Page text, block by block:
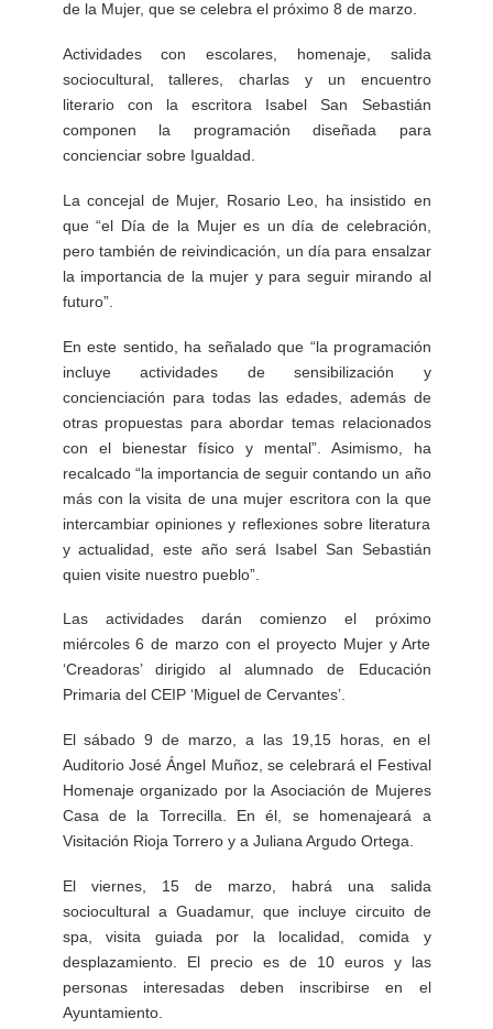
de la Mujer, que se celebra el próximo 8 de marzo.
Actividades con escolares, homenaje, salida
sociocultural, talleres, charlas y un encuentro
literario con la escritora Isabel San Sebastián
componen la programación diseñada para
concienciar sobre Igualdad.
La concejal de Mujer, Rosario Leo, ha insistido en
que “el Día de la Mujer es un día de celebración,
pero también de reivindicación, un día para ensalzar
la importancia de la mujer y para seguir mirando al
futuro”.
En este sentido, ha señalado que “la programación
incluye actividades de sensibilización y
concienciación para todas las edades, además de
otras propuestas para abordar temas relacionados
con el bienestar físico y mental”. Asimismo, ha
recalcado “la importancia de seguir contando un año
más con la visita de una mujer escritora con la que
intercambiar opiniones y reflexiones sobre literatura
y actualidad, este año será Isabel San Sebastián
quien visite nuestro pueblo”.
Las actividades darán comienzo el próximo
miércoles 6 de marzo con el proyecto Mujer y Arte
‘Creadoras’ dirigido al alumnado de Educación
Primaria del CEIP ‘Miguel de Cervantes’.
El sábado 9 de marzo, a las 19,15 horas, en el
Auditorio José Ángel Muñoz, se celebrará el Festival
Homenaje organizado por la Asociación de Mujeres
Casa de la Torrecilla. En él, se homenajeará a
Visitación Rioja Torrero y a Juliana Argudo Ortega.
El viernes, 15 de marzo, habrá una salida
sociocultural a Guadamur, que incluye circuito de
spa, visita guiada por la localidad, comida y
desplazamiento. El precio es de 10 euros y las
personas interesadas deben inscribirse en el
Ayuntamiento.